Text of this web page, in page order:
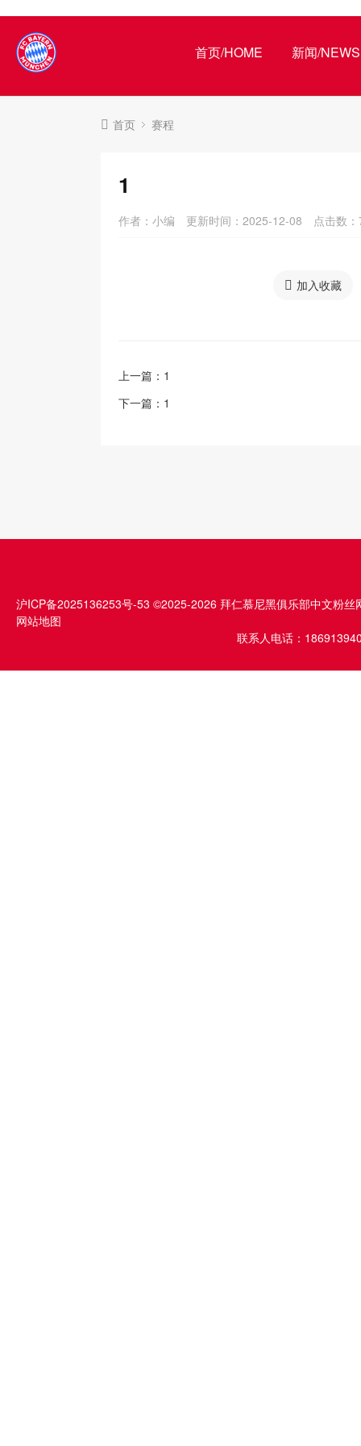
首页/HOME 新闻/NEWS
首页 赛程
1
作者：小编 更新时间：2025-12-08 点击数：
加入收藏
上一篇： 1
下一篇： 1
沪ICP备2025136253号-53 ©2025-2026 拜仁慕尼黑俱乐部中文粉丝
网站地图
联系人电话：